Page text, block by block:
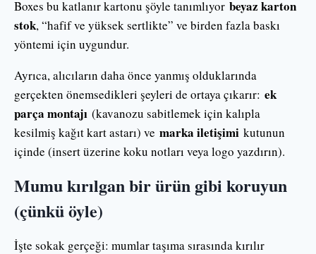
Boxes bu katlanır kartonu şöyle tanımlıyor beyaz karton
stok, “hafif ve yüksek sertlikte” ve birden fazla baskı
yöntemi için uygundur.
Ayrıca, alıcıların daha önce yanmış olduklarında
gerçekten önemsedikleri şeyleri de ortaya çıkarır: ek
parça montajı (kavanozu sabitlemek için kalıpla
kesilmiş kağıt kart astarı) ve marka iletişimi kutunun
içinde (insert üzerine koku notları veya logo yazdırın).
Mumu kırılgan bir ürün gibi koruyun
(çünkü öyle)
İşte sokak gerçeği: mumlar taşıma sırasında kırılır